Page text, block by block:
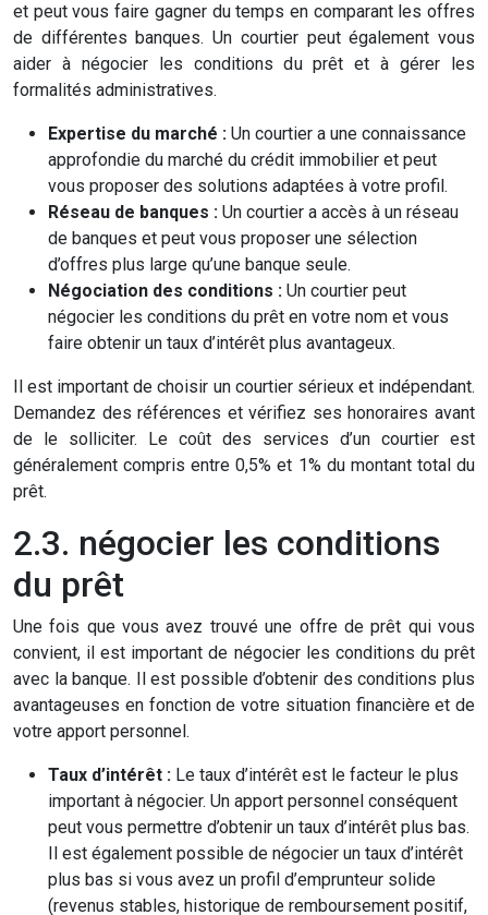
et peut vous faire gagner du temps en comparant les offres
de différentes banques. Un courtier peut également vous
aider à négocier les conditions du prêt et à gérer les
formalités administratives.
Expertise du marché : Un courtier a une connaissance
approfondie du marché du crédit immobilier et peut
vous proposer des solutions adaptées à votre profil.
Réseau de banques : Un courtier a accès à un réseau
de banques et peut vous proposer une sélection
d’offres plus large qu’une banque seule.
Négociation des conditions : Un courtier peut
négocier les conditions du prêt en votre nom et vous
faire obtenir un taux d’intérêt plus avantageux.
Il est important de choisir un courtier sérieux et indépendant.
Demandez des références et vérifiez ses honoraires avant
de le solliciter. Le coût des services d’un courtier est
généralement compris entre 0,5% et 1% du montant total du
prêt.
2.3. négocier les conditions
du prêt
Une fois que vous avez trouvé une offre de prêt qui vous
convient, il est important de négocier les conditions du prêt
avec la banque. Il est possible d’obtenir des conditions plus
avantageuses en fonction de votre situation financière et de
votre apport personnel.
Taux d’intérêt : Le taux d’intérêt est le facteur le plus
important à négocier. Un apport personnel conséquent
peut vous permettre d’obtenir un taux d’intérêt plus bas.
Il est également possible de négocier un taux d’intérêt
plus bas si vous avez un profil d’emprunteur solide
(revenus stables, historique de remboursement positif,